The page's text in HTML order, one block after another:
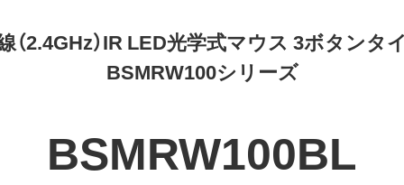
（2.4GHz）IR LED光学式マウス 3ボタンタ
BSMRW100シリーズ
BSMRW100BL